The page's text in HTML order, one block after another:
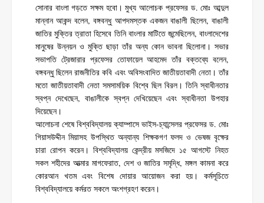
সোনার বাংলা গড়তে সক্ষম হবো। মুখ্য আলোচক প্রফেসর ড. মোঃ আব্দুল
মান্নান আকন্দ বলেন, বঙ্গবন্ধু আপদমস্তক একজন বাঙালী ছিলেন, বাঙালী
জাতির মুক্তির ত্রাতা হিসেবে তিনি বাংলার মাটিতে জন্মেছিলেন, বাংলাদেশের
মানুষের উন্নয়ন ও মুক্তি ছাড়া তাঁর অন্য কোন ভাবনা ছিলোনা। সভার
সভাপতি ট্রেজারার প্রফেসর তোফায়েল আহমেদ তাঁর বক্তব্যে বলেন,
বঙ্গবন্ধু ছিলেন রাজনীতির কবি এবং অবিসংবাদিত জাতীয়তাবাদী নেতা। তাঁর
মতো জাতীয়তাবাদী নেতা সমসাময়িক বিশ্বে ছিল বিরল। তিনি স্বাধীনতার
স্বপ্ন দেখেছেন, বাঙালীকে স্বপ্ন দেখিয়েছেন এবং স্বাধীনতা উপহার
দিয়েছেন।
আলোচনা শেষে বিশ্ববিদ্যালয় ক্যাম্পাসে ভাইস-চ্যান্সেলর প্রফেসর ড. মোঃ
গিয়াসউদ্দীন মিয়াসহ উপস্থিত অন্যান্য শিক্ষকগণ ফলদ ও ভেষজ বৃক্ষের
চারা রোপন করেন। বিশ্ববিদ্যালয় কেন্দ্রীয় মসজিদে ১৫ আগস্টে নিহত
সকল শহীদের আত্মার মাগফেরাত, দেশ ও জাতির সমৃদ্ধি, মঙ্গল কামনা করে
কোরআন খতম এবং বিশেষ দোয়ার আয়োজন করা হয়। কর্মসূচিতে
বিশ্ববিদ্যালয়ে কর্মরত সকলে অংশগ্রহণ করেন।